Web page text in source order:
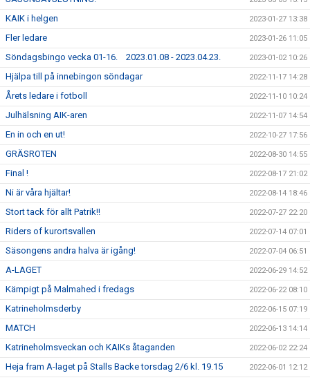
KAIK i helgen 2023-01-27 13:38
Fler ledare 2023-01-26 11:05
Söndagsbingo vecka 01-16. 2023.01.08 - 2023.04.23. 2023-01-02 10:26
Hjälpa till på innebingon söndagar 2022-11-17 14:28
Årets ledare i fotboll 2022-11-10 10:24
Julhälsning AIK-aren 2022-11-07 14:54
En in och en ut! 2022-10-27 17:56
GRÄSROTEN 2022-08-30 14:55
Final ! 2022-08-17 21:02
Ni är våra hjältar! 2022-08-14 18:46
Stort tack för allt Patrik!! 2022-07-27 22:20
Riders of kurortsvallen 2022-07-14 07:01
Säsongens andra halva är igång! 2022-07-04 06:51
A-LAGET 2022-06-29 14:52
Kämpigt på Malmahed i fredags 2022-06-22 08:10
Katrineholmsderby 2022-06-15 07:19
MATCH 2022-06-13 14:14
Katrineholmsveckan och KAIKs åtaganden 2022-06-02 22:24
Heja fram A-laget på Stalls Backe torsdag 2/6 kl. 19.15 2022-06-01 12:12